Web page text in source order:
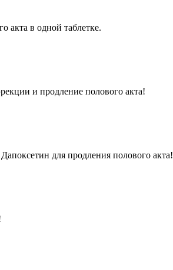
акта в одной таблетке.
и продление полового акта!
для продления полового акта!